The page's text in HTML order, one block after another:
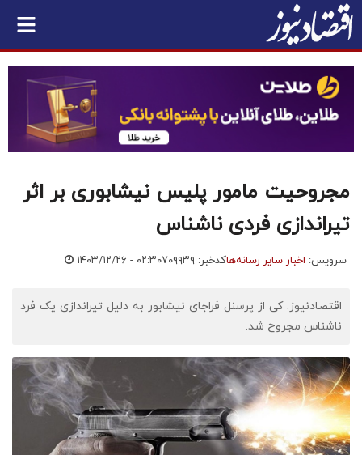
مجروحیت مامور پلیس نیشابوری بر اثر
تیراندازی فردی ناشناس
سرویس: اخبار سایر رسانه‌هاکدخبر: ۷۰۹۹۳۹ ۱۴۰۳/۱۲/۲۶ - ۰۲:۳۰
اقتصادنیوز: کی از پرسنل فراجای نیشابور به دلیل تیراندازی یک فرد
ناشناس مجروح شد.